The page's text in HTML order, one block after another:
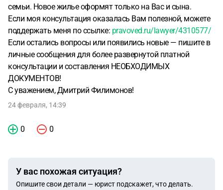
семьи. Новое жилье оформят только на Вас и сына.
Если моя консультация оказалась Вам полезной, можете
поддержать меня по ссылке: pravoved.ru/lawyer/4310577/
Если остались вопросы или появились новые — пишите в
личные сообщения для более развернутой платной
консультации и составления НЕОБХОДИМЫХ
ДОКУМЕНТОВ!
С уважением, Дмитрий Филимонов!
24 февраля, 14:39
0 0
У вас похожая ситуация?
Опишите свои детали — юрист подскажет, что делать.